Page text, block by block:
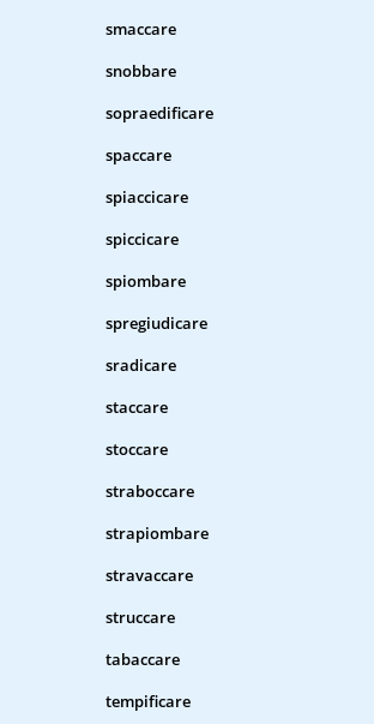
smaccare
snobbare
sopraedificare
spaccare
spiaccicare
spiccicare
spiombare
spregiudicare
sradicare
staccare
stoccare
straboccare
strapiombare
stravaccare
struccare
tabaccare
tempificare